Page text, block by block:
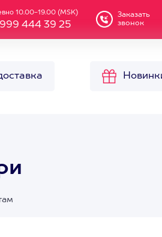
10.00-19.00 (MSK)
444 39 25
Заказать
звонок